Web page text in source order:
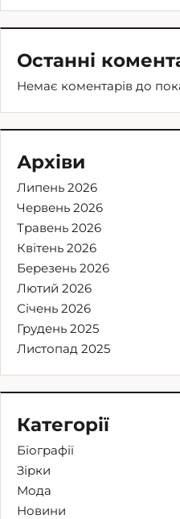
Останні
Немає коментарів до
Архіви
Липень 2026
Червень 2026
Травень 2026
Квітень 2026
Березень 2026
Лютий 2026
Січень 2026
Грудень 2025
Листопад 2025
Категорії
Біографії
Зірки
Мода
Новини